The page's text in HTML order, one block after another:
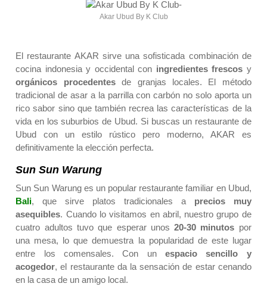
Akar Ubud By K Club
El restaurante AKAR sirve una sofisticada combinación de
cocina indonesia y occidental con ingredientes frescos y
orgánicos procedentesde granjas locales. El método
tradicional de asar a la parrilla con carbón no solo aporta un
rico sabor sino que también recrea las características de la
vida en los suburbios de Ubud. Si buscas un restaurante de
Ubud con un estilo rústico pero moderno, AKAR es
definitivamente la elección perfecta.
Sun Sun Warung
Sun Sun Warung es un popular restaurante familiar en Ubud,
Bali, que sirve platos tradicionales a precios muy
asequibles. Cuando lo visitamos en abril, nuestro grupo de
cuatro adultos tuvo que esperar unos20-30 minutos por
una mesa, lo que demuestra la popularidad de este lugar
entre los comensales. Con unespacio sencillo y
acogedor, el restaurante da la sensación de estar cenando
en la casa de un amigo local.